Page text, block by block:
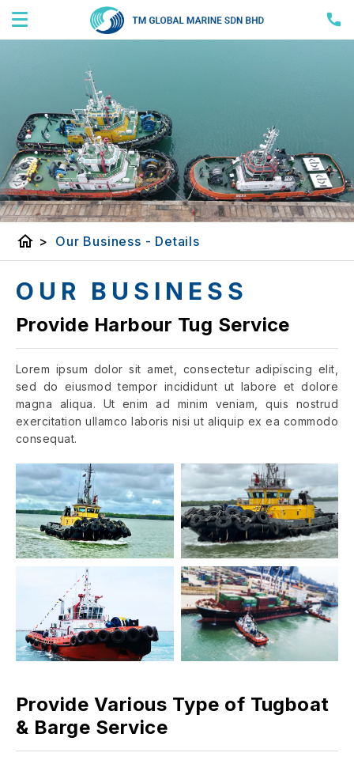
home > Our Business - Details
OUR BUSINESS
Provide Harbour Tug Service
Lorem ipsum dolor sit amet, consectetur adipiscing elit,
sed do eiusmod tempor incididunt ut labore et dolore
magna aliqua. Ut enim ad minim veniam, quis nostrud
exercitation ullamco laboris nisi ut aliquip ex ea commodo
consequat.
Provide Various Type of Tugboat
& Barge Service